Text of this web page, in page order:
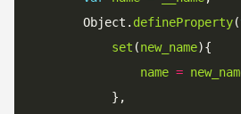
       Object.
defineProperty(
set (new_name){
name =
           },